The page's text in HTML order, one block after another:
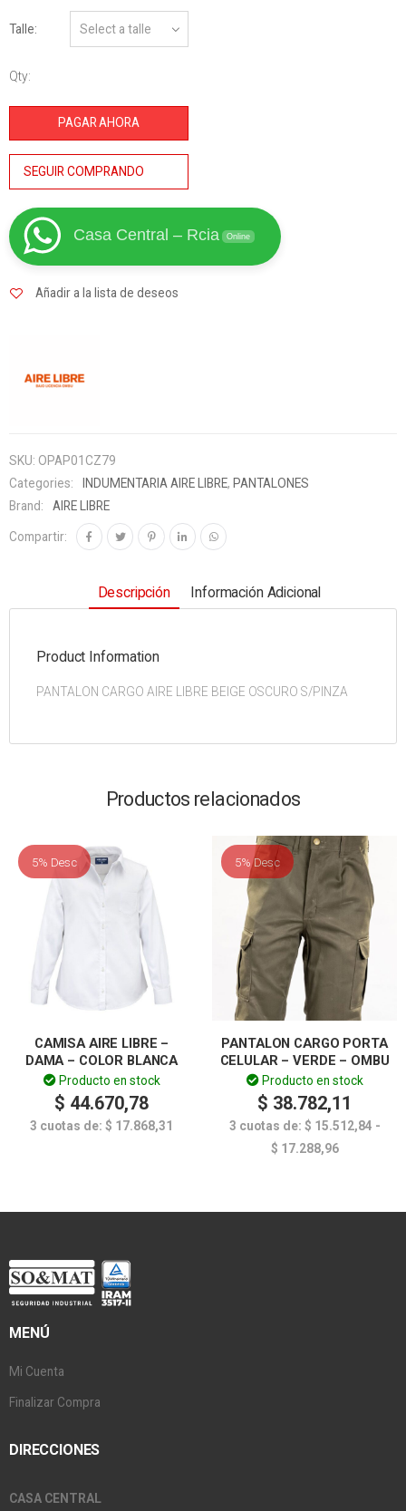
Talle
Qty:
PANTALON
CARGO
LIBRE
OSCURO
S/PINZA
cantidad
PAGAR AHORA
SEGUIR COMPRANDO
Casa Central – Rcia Online
Añadir a la lista de deseos
SKU: OPAP01CZ79
Categories:
INDUMENTARIA AIRE LIBRE, PANTALONES
Brand:
AIRE LIBRE
Compartir:
Descripción Información Adicional
Product Information
PANTALON CARGO AIRE LIBRE BEIGE OSCURO S/PINZA
Productos relacionados
5% Desc
CAMISA AIRE LIBRE –
DAMA – COLOR BLANCA
Producto en stock
$ 44.670,78
3 cuotas de: $ 17.868,31
5% Desc
PANTALON CARGO PORTA
CELULAR – VERDE – OMBU
Producto en stock
$ 38.782,11
3 cuotas de: $ 15.512,84 -
$ 17.288,96
MENÚ
Mi Cuenta
Finalizar Compra
DIRECCIONES
CASA CENTRAL